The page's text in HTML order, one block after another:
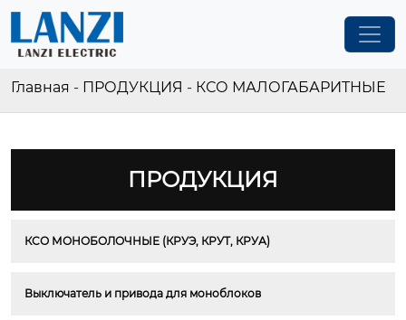
Главная - ПРОДУКЦИЯ - КСО МАЛОГАБАРИТНЫЕ
ПРОДУКЦИЯ
КСО МОНОБОЛОЧНЫЕ (КРУЭ, КРУТ, КРУА)
Выключатель и привода для моноблоков